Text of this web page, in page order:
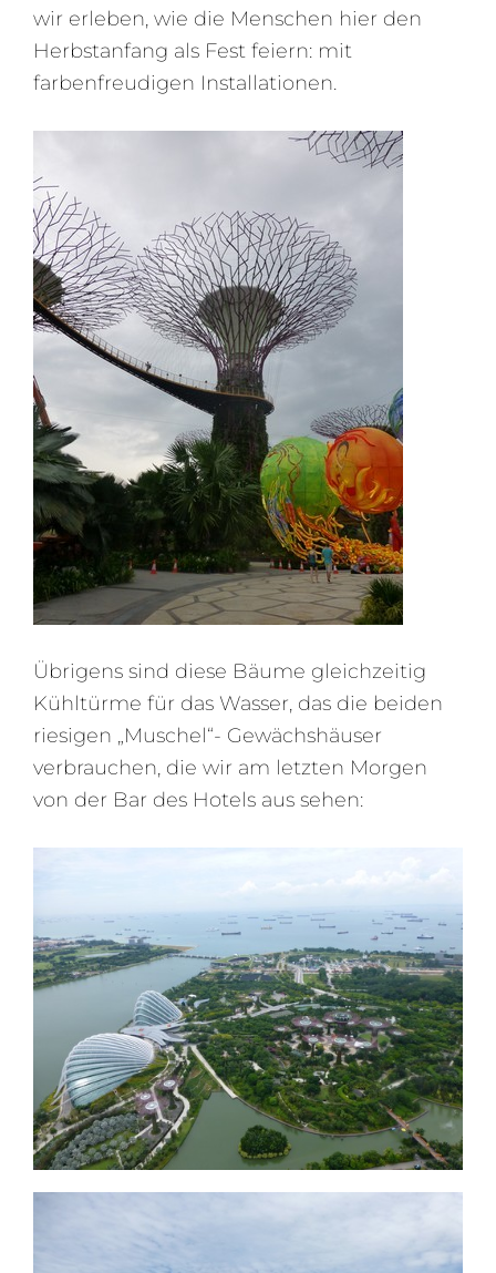
wir erleben, wie die Menschen hier den
Herbstanfang als Fest feiern: mit
farbenfreudigen Installationen.
Übrigens sind diese Bäume gleichzeitig
Kühltürme für das Wasser, das die beiden
riesigen „Muschel“- Gewächshäuser
verbrauchen, die wir am letzten Morgen
von der Bar des Hotels aus sehen: